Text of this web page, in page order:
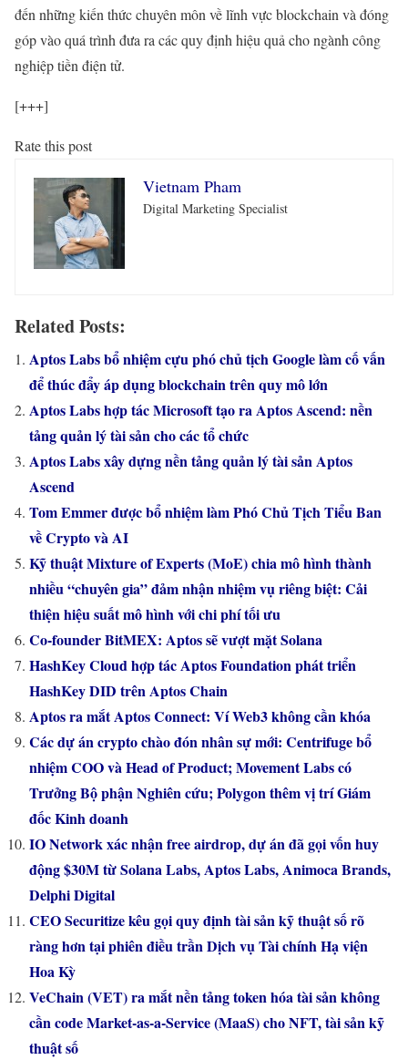
đến những kiến thức chuyên môn về lĩnh vực blockchain và đóng
góp vào quá trình đưa ra các quy định hiệu quả cho ngành công
nghiệp tiền điện tử.
[+++]
Rate this post
Vietnam Pham
Digital Marketing Specialist
Related Posts:
Aptos Labs bổ nhiệm cựu phó chủ tịch Google làm cố vấn
để thúc đẩy áp dụng blockchain trên quy mô lớn
Aptos Labs hợp tác Microsoft tạo ra Aptos Ascend: nền
tảng quản lý tài sản cho các tổ chức
Aptos Labs xây dựng nền tảng quản lý tài sản Aptos
Ascend
Tom Emmer được bổ nhiệm làm Phó Chủ Tịch Tiểu Ban
về Crypto và AI
Kỹ thuật Mixture of Experts (MoE) chia mô hình thành
nhiều “chuyên gia” đảm nhận nhiệm vụ riêng biệt: Cải
thiện hiệu suất mô hình với chi phí tối ưu
Co-founder BitMEX: Aptos sẽ vượt mặt Solana
HashKey Cloud hợp tác Aptos Foundation phát triển
HashKey DID trên Aptos Chain
Aptos ra mắt Aptos Connect: Ví Web3 không cần khóa
Các dự án crypto chào đón nhân sự mới: Centrifuge bổ
nhiệm COO và Head of Product; Movement Labs có
Trưởng Bộ phận Nghiên cứu; Polygon thêm vị trí Giám
đốc Kinh doanh
IO Network xác nhận free airdrop, dự án đã gọi vốn huy
động $30M từ Solana Labs, Aptos Labs, Animoca Brands,
Delphi Digital
CEO Securitize kêu gọi quy định tài sản kỹ thuật số rõ
ràng hơn tại phiên điều trần Dịch vụ Tài chính Hạ viện
Hoa Kỳ
VeChain (VET) ra mắt nền tảng token hóa tài sản không
cần code Market-as-a-Service (MaaS) cho NFT, tài sản kỹ
thuật số